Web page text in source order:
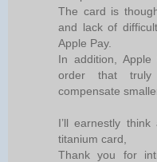
The card is
and lack of
Apple Pay.
In addition,
order that truly
compensate
I’ll earnestly
titanium card,
Thank you for